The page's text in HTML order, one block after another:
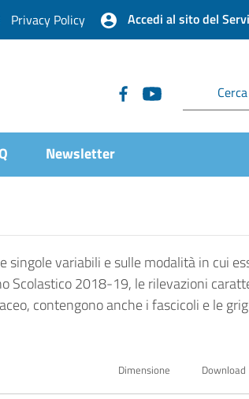
Privacy Policy Accedi al sito del
Newsletter
variabili e sulle modalità in cui
Scolastico 2018-19, le rilevazioni
contengono anche i fascicoli e le
Dimensione Download